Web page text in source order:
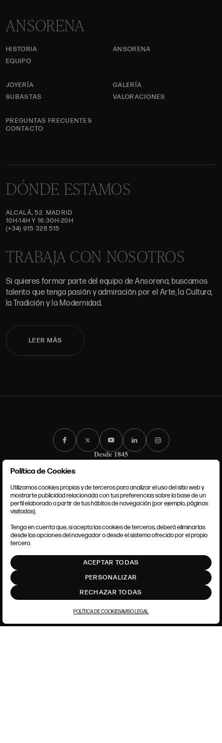
ANSORENA
HISTORIA
ANSORENA
EQUIPO
JOYERÍA
GALERÍA
SUBASTAS
VALORACIONES
PREGUNTAS FRECUENTES
CONTACTO
DÓNDE ESTAMOS
ALCALÁ, 52. MADRID
10H-14H Y 16:30H-20H
(+34) 915 328 515
TRABAJA CON NOSOTROS
Si quieres formar parte del equipo de Ansorena, buscamos
talento que tenga pasión y admiración por el Arte, la Cultura,
la Tradición y la Modernidad.
LEER MÁS
CONDICIONES GENERALES
POLÍTICA DE COOKIES
AJUSTE DE COOKIES
Política de Cookies
Utilizamos cookies propias y de terceros para analizar el uso del sitio web y
mostrarte publicidad relacionada con tus preferencias sobre la base de un
perfil elaborado a partir de tus hábitos de navegación (por ejemplo, páginas
visitadas).
Tenga en cuenta que, si acepta las cookies de terceros, deberá eliminarlas
desde las opciones del navegador o desde el sistema ofrecido por el propio
tercero.
ACEPTAR TODAS
PERSONALIZAR
RECHAZAR TODAS
POLÍTICA DE COOKIESAVISO LEGAL